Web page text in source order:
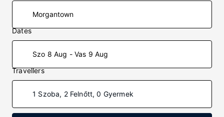
Dates
Szo 8 Aug - Vas 9 Aug
Travellers
1 Szoba, 2 Felnőtt, 0 Gyermek